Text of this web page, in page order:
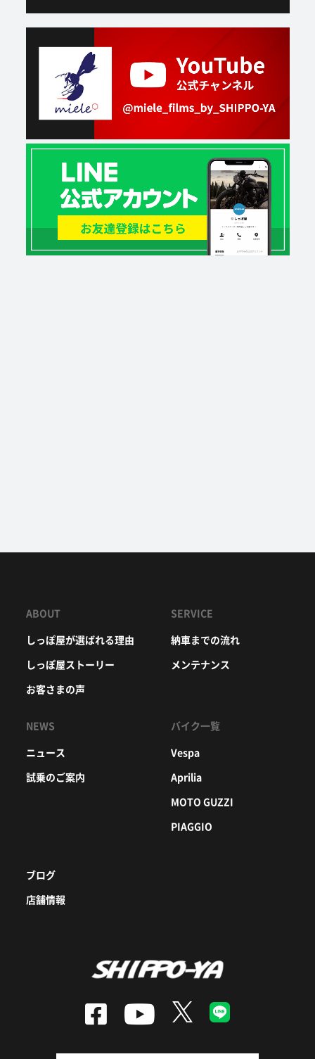
ABOUT
しっぽ屋が選ばれる理由
しっぽ屋ストーリー
お客さまの声
NEWS
ニュース
試乗のご案内
SERVICE
納車までの流れ
メンテナンス
バイク一覧
Vespa
Aprilia
MOTO GUZZI
PIAGGIO
ブログ
店舗情報